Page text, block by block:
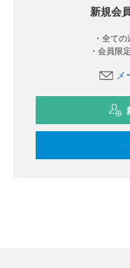
新規会
・全て
・会員限
メ